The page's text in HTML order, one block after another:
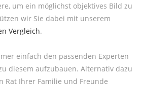
um ein möglichst objektives Bild zu
wir Sie dabei mit unserem
Vergleich.
einfach den passenden Experten
diesem aufzubauen. Alternativ dazu
Rat Ihrer Familie und Freunde